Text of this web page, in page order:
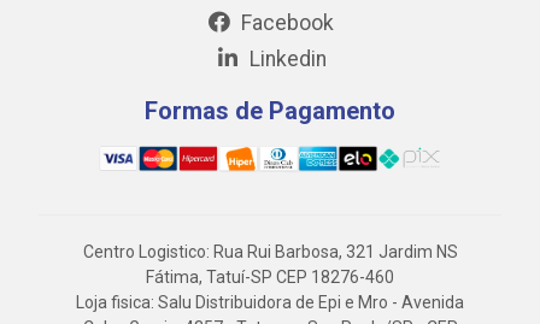
Facebook
Linkedin
Formas de Pagamento
Centro Logistico: Rua Rui Barbosa, 321 Jardim NS
Fátima, Tatuí-SP CEP 18276-460
Loja fisica: Salu Distribuidora de Epi e Mro - Avenida